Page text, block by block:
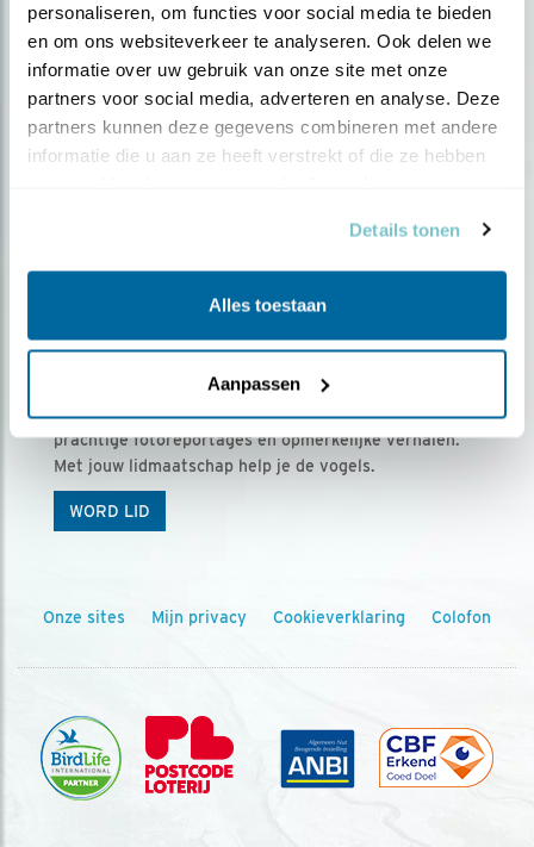
personaliseren, om functies voor social media te bieden
en om ons websiteverkeer te analyseren. Ook delen we
informatie over uw gebruik van onze site met onze
partners voor social media, adverteren en analyse. Deze
partners kunnen deze gegevens combineren met andere
informatie die u aan ze heeft verstrekt of die ze hebben
Details tonen
Alles toestaan
Aanpassen
Ontvang 5 x Vogels voor € 36,00 per jaar
Vogels is het tijdschrift voor onze leden, met
prachtige fotoreportages en opmerkelijke verhalen.
Met jouw lidmaatschap help je de vogels.
WORD LID
Onze sites Mijn privacy Cookieverklaring Colofon